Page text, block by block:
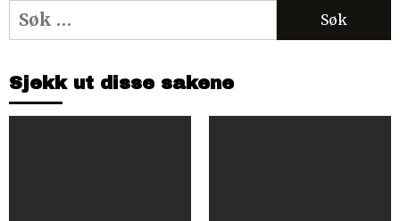
Søk
etter:
Sjekk ut disse sakene